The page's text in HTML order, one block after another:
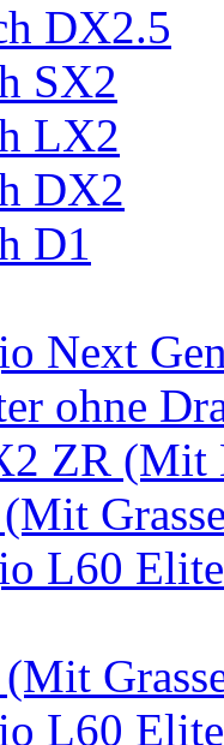
DX2.5
SX2
LX2
DX2
D1
Next
ohne
ZR (Mit
L60
L60